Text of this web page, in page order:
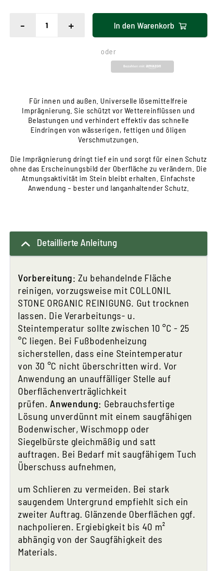
- + In den Warenkorb
oder
Für innen und außen. Universelle lösemittelfreie
Imprägnierung. Sie schützt vor Wettereinflüssen und
Belastungen und verhindert effektiv das schnelle
Eindringen von wässerigen, fettigen und öligen
Verschmutzungen.
Die Imprägnierung dringt tief ein und sorgt für einen Schutz
ohne das Erscheinungsbild der Oberfläche zu verändern. Die
Atmungsaktivität im Stein bleibt erhalten. Einfachste
Anwendung – bester und langanhaltender Schutz.
Detaillierte Anleitung
Vorbereitung:Zu behandelnde Fläche
reinigen, vorzugsweise mit COLLONIL
STONE ORGANIC REINIGUNG. Gut trocknen
lassen. Die Verarbeitungs- u.
Steintemperatur sollte zwischen 10 °C - 25
°C liegen. Bei Fußbodenheizung
sicherstellen, dass eine Steintemperatur
von 30 °C nicht überschritten wird. Vor
Anwendung an unauffälliger Stelle auf
Oberflächenverträglichkeit
prüfen.Anwendung: Gebrauchsfertige
Lösung unverdünnt mit einem saugfähigen
Bodenwischer, Wischmopp oder
Siegelbürste gleichmäßig und satt
auftragen. Bei Bedarf mit saugfähigem Tuch
Überschuss aufnehmen,
um Schlieren zu vermeiden. Bei stark
saugendem Untergrund empfiehlt sich ein
zweiter Auftrag. Glänzende Oberflächen ggf.
nachpolieren. Ergiebigkeit bis 40 m²
abhängig von der Saugfähigkeit des
Materials.